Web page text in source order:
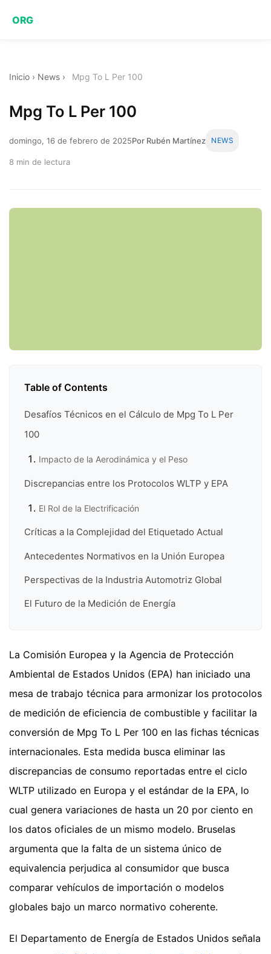
ORG
Inicio › News › Mpg To L Per 100
Mpg To L Per 100
domingo, 16 de febrero de 2025Por Rubén Martínez NEWS
8 min de lectura
Table of Contents
Desafíos Técnicos en el Cálculo de Mpg To L Per
100
Impacto de la Aerodinámica y el Peso
Discrepancias entre los Protocolos WLTP y EPA
El Rol de la Electrificación
Críticas a la Complejidad del Etiquetado Actual
Antecedentes Normativos en la Unión Europea
Perspectivas de la Industria Automotriz Global
El Futuro de la Medición de Energía
La Comisión Europea y la Agencia de Protección
Ambiental de Estados Unidos (EPA) han iniciado una
mesa de trabajo técnica para armonizar los protocolos
de medición de eficiencia de combustible y facilitar la
conversión de Mpg To L Per 100 en las fichas técnicas
internacionales. Esta medida busca eliminar las
discrepancias de consumo reportadas entre el ciclo
WLTP utilizado en Europa y el estándar de la EPA, lo
cual genera variaciones de hasta un 20 por ciento en
los datos oficiales de un mismo modelo. Bruselas
argumenta que la falta de un sistema único de
equivalencia perjudica al consumidor que busca
comparar vehículos de importación o modelos
globales bajo un marco normativo coherente.
El Departamento de Energía de Estados Unidos señala